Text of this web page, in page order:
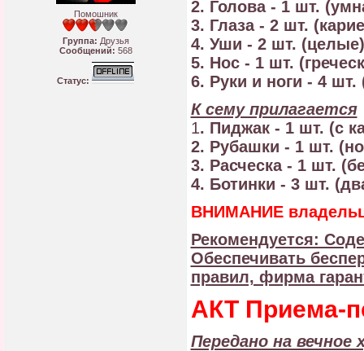
Помошник
Группа: Друзья
Сообщений: 568
Статус:
2. Голова - 1 шт.
3. Глаза - 2 шт.
4. Уши - 2 шт. (целые)
5. Нос - 1 шт.
6. Руки и ноги - 4 шт.
К сему прилагается
1. Пиджак - 1 шт. (с
2. Рубашки - 1 шт.
3. Расческа - 1 шт.
4. Ботинки - 3 шт.
ВНИМАНИЕ
Рекомендуется:
Обеспечивать
правил, фирма
АКТ Приема-
Передано на вечное